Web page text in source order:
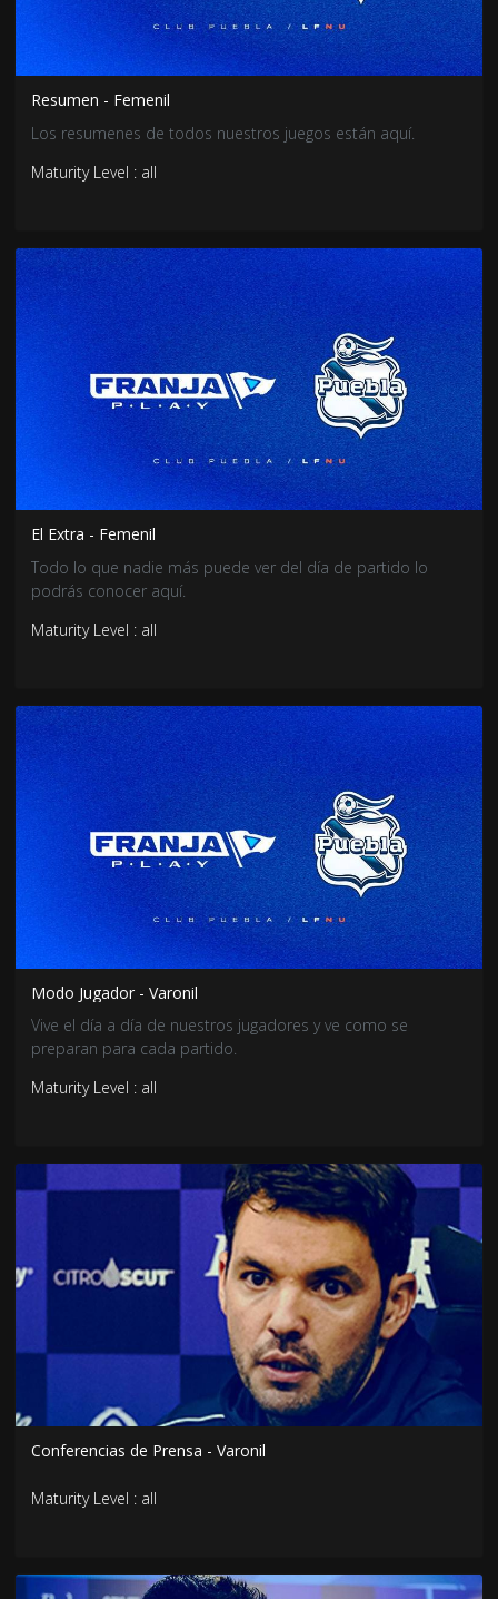
Resumen - Femenil
Los resumenes de todos nuestros juegos están aquí.
Maturity Level : all
El Extra - Femenil
Todo lo que nadie más puede ver del día de partido lo
podrás conocer aquí.
Maturity Level : all
Modo Jugador - Varonil
Vive el día a día de nuestros jugadores y ve como se
preparan para cada partido.
Maturity Level : all
Conferencias de Prensa - Varonil
Maturity Level : all